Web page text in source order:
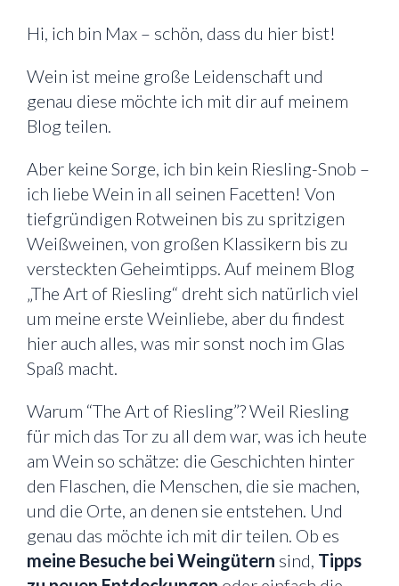
Hi, ich bin Max – schön, dass du hier bist!
Wein ist meine große Leidenschaft und
genau diese möchte ich mit dir auf meinem
Blog teilen.
Aber keine Sorge, ich bin kein Riesling-Snob –
ich liebe Wein in all seinen Facetten! Von
tiefgründigen Rotweinen bis zu spritzigen
Weißweinen, von großen Klassikern bis zu
versteckten Geheimtipps. Auf meinem Blog
„The Art of Riesling“ dreht sich natürlich viel
um meine erste Weinliebe, aber du findest
hier auch alles, was mir sonst noch im Glas
Spaß macht.
Warum “The Art of Riesling”? Weil Riesling
für mich das Tor zu all dem war, was ich heute
am Wein so schätze: die Geschichten hinter
den Flaschen, die Menschen, die sie machen,
und die Orte, an denen sie entstehen. Und
genau das möchte ich mit dir teilen. Ob es
meine Besuche bei Weingütern sind, Tipps